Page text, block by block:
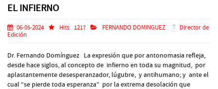
EL INFIERNO
06-05-2024 Hits: 1217 FERNANDO DOMINGUEZ
Director de
Edición
Dr. Fernando Domínguez La expresión que por antonomasia refleja,
desde hace siglos, al concepto de infierno en toda su magnitud, por
aplastantemente desesperanzador, lúgubre, y antihumano; y ante el
cual “se pierde toda esperanza” por la extrema desolación que